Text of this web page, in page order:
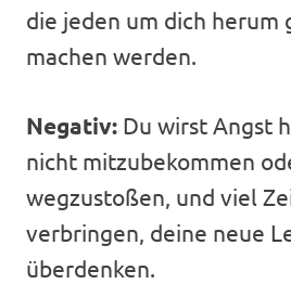
die jeden um dich herum
machen werden.
Negativ: Du wirst Angst
nicht mitzubekommen
wegzustoßen, und viel
verbringen, deine neue
überdenken.